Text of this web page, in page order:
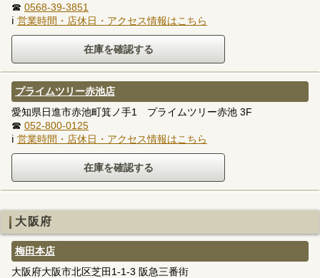
☎ 0568-39-3851
ℹ 営業時間・店休日・アクセス情報はこちら
プライムツリー赤池店
愛知県日進市赤池町箕ノ手1 プライムツリー赤池 3F
☎ 052-800-0125
ℹ 営業時間・店休日・アクセス情報はこちら
大阪府
梅田本店
大阪府大阪市北区芝田1-1-3 阪急三番街